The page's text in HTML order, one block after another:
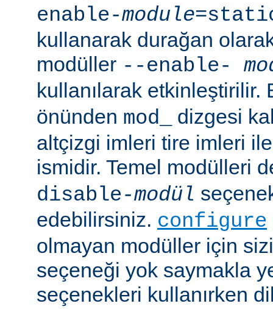
enable-module
kullanarak durağan
modüller --enable-
kullanılarak
önünden mod_
dizgesi
altçizgi imleri tire imleri
ismidir. Temel modülleri
disable-modül
edebilirsiniz. configure
olmayan modüller için
seçeneği yok saymakla
seçenekleri kullanırken